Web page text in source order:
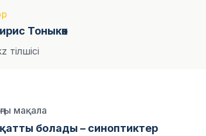
Тоныкөк
тілшісі
мақала
болады – синоптиктер